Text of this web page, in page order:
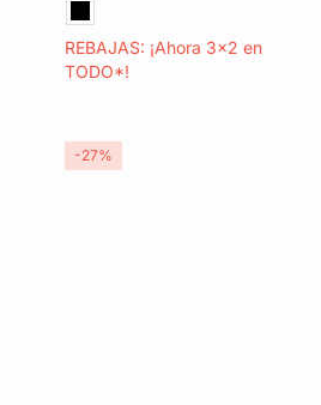
REBAJAS: ¡Ahora 3x2 en
TODO*!
-27%